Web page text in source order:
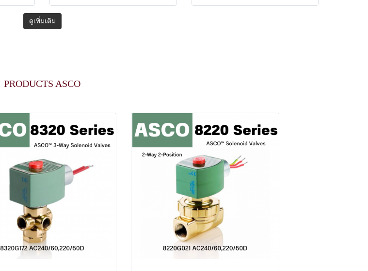
ดูเพิ่มเติม
PRODUCTS ASCO